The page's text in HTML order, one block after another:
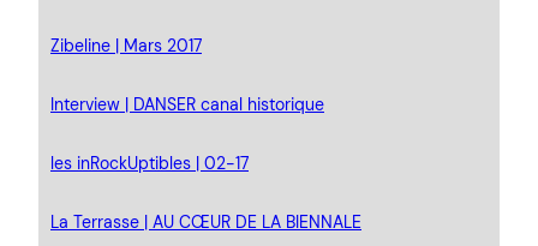
Zibeline | Mars 2017
Interview | DANSER canal historique
les inRockUptibles | 02-17
La Terrasse | AU CŒUR DE LA BIENNALE